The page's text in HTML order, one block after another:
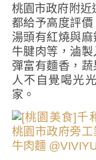
桃園市政府附
都給予高度評
湯頭有紅燒與
牛腱肉等，滷
彈富有麵香，
人不自覺喝光
家。